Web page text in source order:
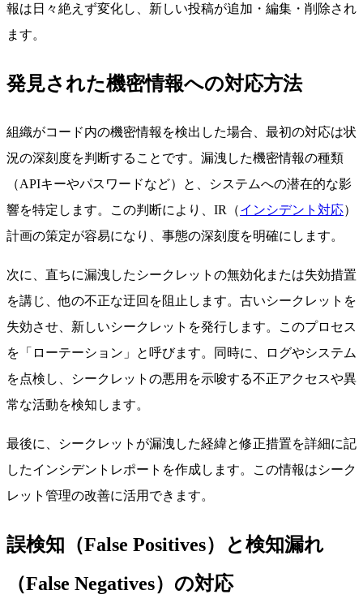
報は日々絶えず変化し、新しい投稿が追加・編集・削除され
ます。
発見された機密情報への対応方法
組織がコード内の機密情報を検出した場合、最初の対応は状
況の深刻度を判断することです。漏洩した機密情報の種類
（APIキーやパスワードなど）と、システムへの潜在的な影
響を特定します。この判断により、IR（インシデント対応）
計画の策定が容易になり、事態の深刻度を明確にします。
次に、直ちに漏洩したシークレットの無効化または失効措置
を講じ、他の不正な迂回を阻止します。古いシークレットを
失効させ、新しいシークレットを発行します。このプロセス
を「ローテーション」と呼びます。同時に、ログやシステム
を点検し、シークレットの悪用を示唆する不正アクセスや異
常な活動を検知します。
最後に、シークレットが漏洩した経緯と修正措置を詳細に記
したインシデントレポートを作成します。この情報はシーク
レット管理の改善に活用できます。
誤検知（False Positives）と検知漏れ
（False Negatives）の対応